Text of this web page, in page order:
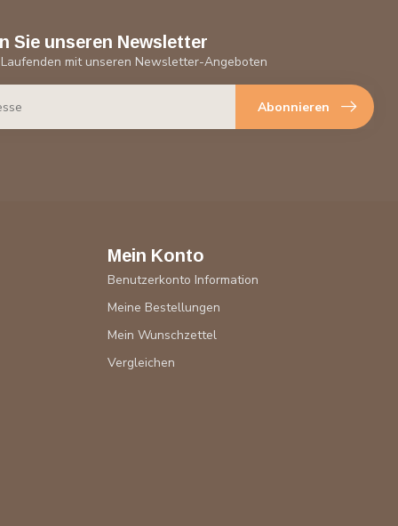
Sie unseren Newsletter
mit unseren Newsletter-Angeboten
Abonnieren
Mein Konto
Benutzerkonto Information
Meine Bestellungen
Mein Wunschzettel
Vergleichen